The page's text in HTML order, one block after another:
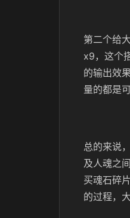
第二个给
x9，这个
的输出效
量的都是
总的来说
及人魂之
买魂石碎
的过程，